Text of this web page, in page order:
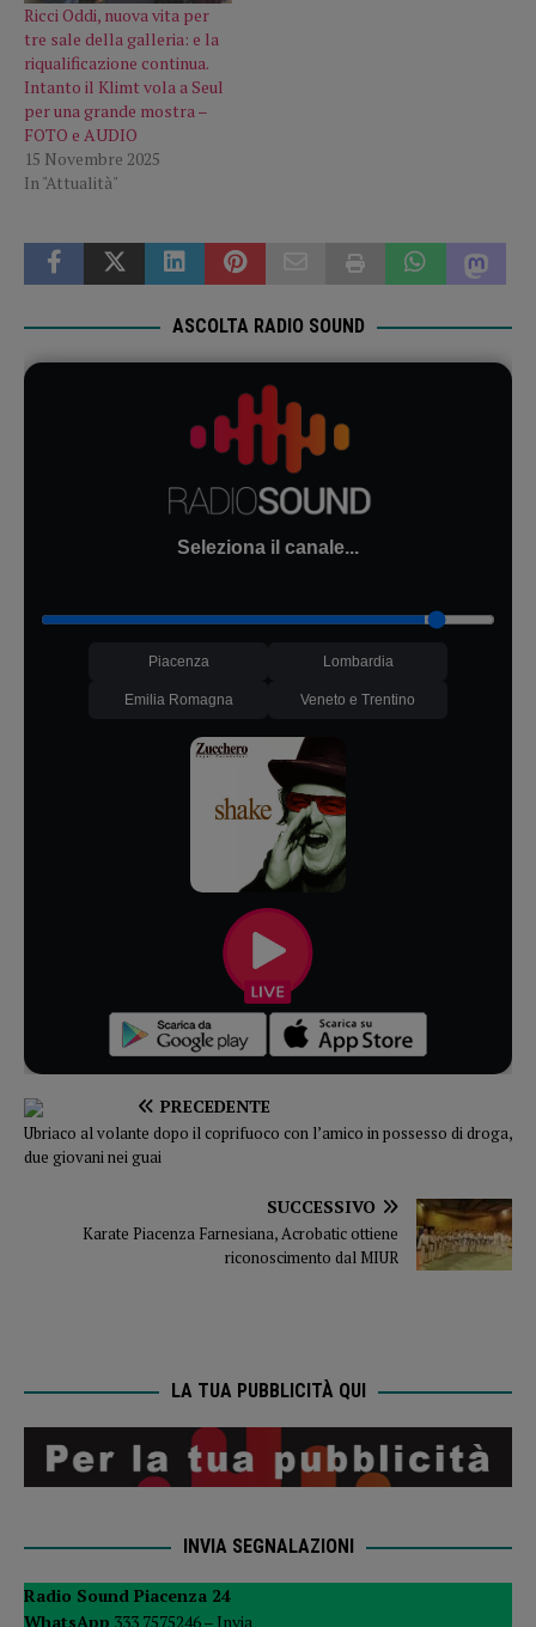
Ricci Oddi, nuova vita per
tre sale della galleria: e la
riqualificazione continua.
Intanto il Klimt vola a Seul
per una grande mostra –
FOTO e AUDIO
15 Novembre 2025
In "Attualità"
ASCOLTA RADIO SOUND
Seleziona il canale...
Piacenza Lombardia
Emilia Romagna Veneto e Trentino
PRECEDENTE
Ubriaco al volante dopo il coprifuoco con l’amico in possesso di droga,
due giovani nei guai
SUCCESSIVO
Karate Piacenza Farnesiana, Acrobatic ottiene
riconoscimento dal MIUR
LA TUA PUBBLICITÀ QUI
INVIA SEGNALAZIONI
Radio Sound Piacenza 24
WhatsApp 333 7575246 – Invia